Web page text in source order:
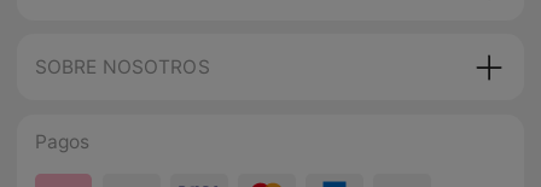
SOBRE NOSOTROS
Pagos